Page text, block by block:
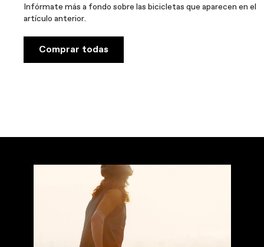
Infórmate más a fondo sobre las bicicletas que aparecen en el
artículo anterior.
Comprar todas